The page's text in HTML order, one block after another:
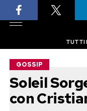
TUTTI
GOSSIP
Soleil
con